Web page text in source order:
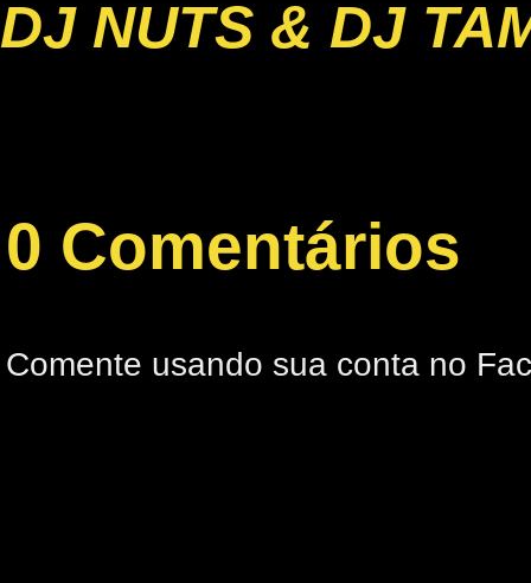
DJ NUTS & DJ
0 Comentários
Comente usando sua conta no